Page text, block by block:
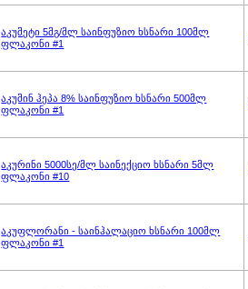
აკუმეტი 5მგ/მლ საინფუზიო ხსნარი 100მლ
ფლაკონი #1
აკუმინ ჰეპა 8% საინფუზიო ხსნარი 500მლ
ფლაკონი #1
აკურინი 5000სე/მლ საინექციო ხსნარი 5მლ
ფლაკონი #10
აკუფლორანი - საინჰალაციო ხსნარი 100მლ
ფლაკონი #1